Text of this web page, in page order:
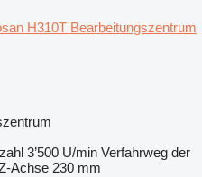
H310T Bearbeitungszentrum
3’500 U/min Verfahrweg der
Achse 230 mm